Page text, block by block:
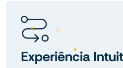
Experiência